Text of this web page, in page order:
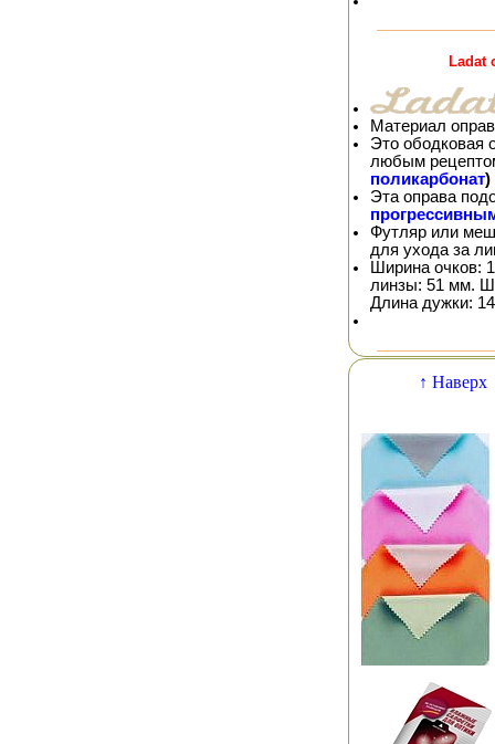
Ladat
Материал
Это ободковая
любым
поликарбонат)
Эта оправа
Футляр или
для ухода за
Ширина очков:
линзы: 51 мм.
Длина дужки:
↑ Наверх